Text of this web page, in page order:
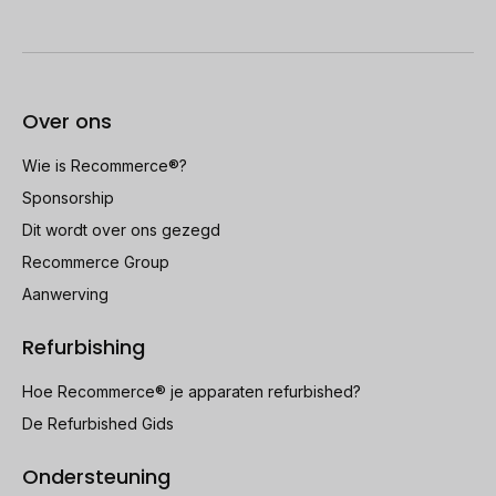
Over ons
Wie is Recommerce®?
Sponsorship
Dit wordt over ons gezegd
Recommerce Group
Aanwerving
Refurbishing
Hoe Recommerce® je apparaten refurbished?
De Refurbished Gids
Ondersteuning